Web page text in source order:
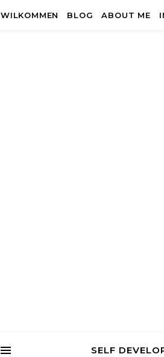
WILKOMMEN BLOG ABOUT ME
SELF